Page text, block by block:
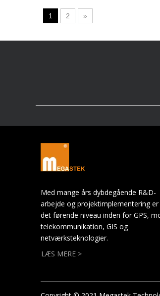
1 2 »
Med mange års dybdegående R&D-
arbejde og projektimplementering er
det førende niveau inden for GPS,
telekommunikation, GIS og
netværksteknologier.
LÆS MERE >